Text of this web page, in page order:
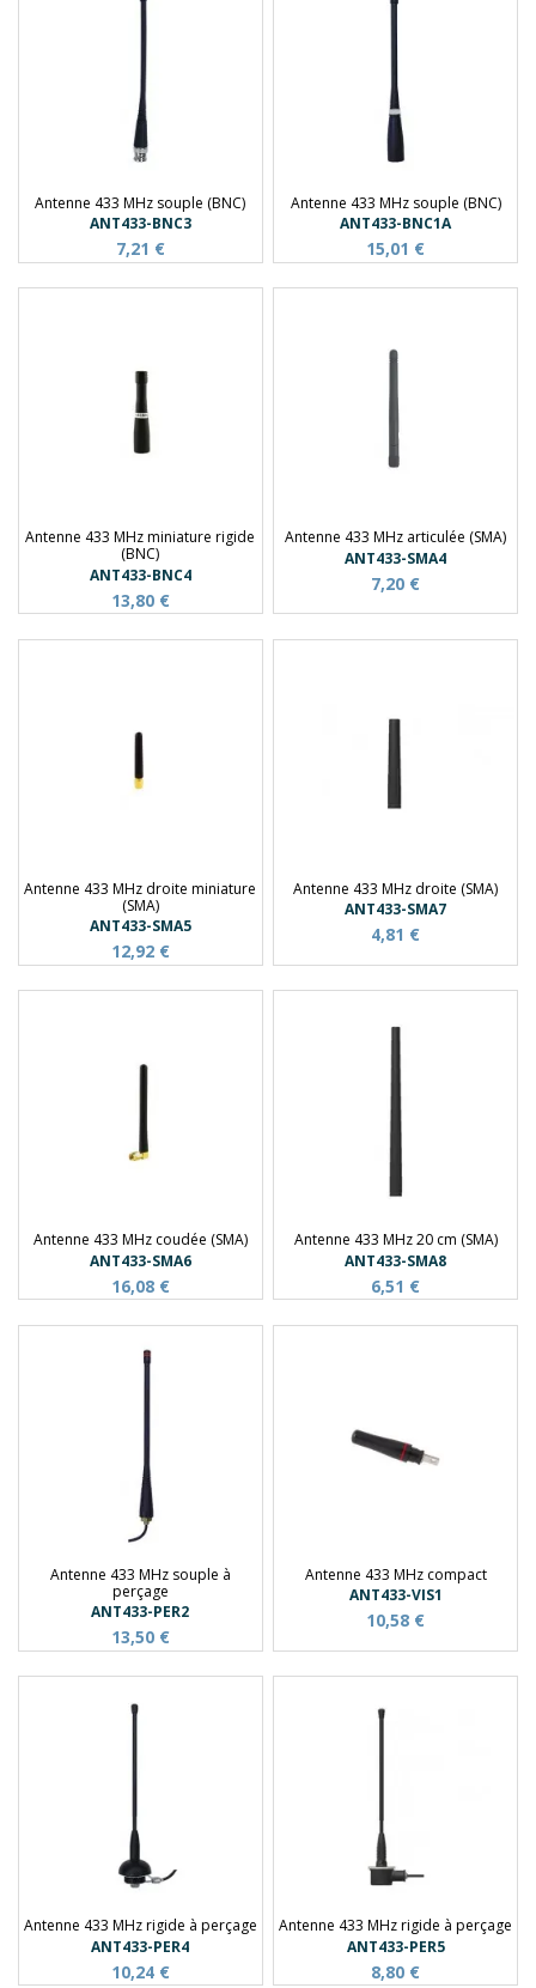
Antenne 433 MHz souple (BNC)
ANT433-BNC3
7,21 €
Antenne 433 MHz souple (BNC)
ANT433-BNC1A
15,01 €
Antenne 433 MHz miniature rigide
(BNC)
ANT433-BNC4
13,80 €
Antenne 433 MHz articulée (SMA)
ANT433-SMA4
7,20 €
Antenne 433 MHz droite miniature
(SMA)
ANT433-SMA5
12,92 €
Antenne 433 MHz droite (SMA)
ANT433-SMA7
4,81 €
Antenne 433 MHz coudée (SMA)
ANT433-SMA6
16,08 €
Antenne 433 MHz 20 cm (SMA)
ANT433-SMA8
6,51 €
Antenne 433 MHz souple à
perçage
ANT433-PER2
13,50 €
Antenne 433 MHz compact
ANT433-VIS1
10,58 €
Antenne 433 MHz rigide à perçage
ANT433-PER4
10,24 €
Antenne 433 MHz rigide à perçage
ANT433-PER5
8,80 €